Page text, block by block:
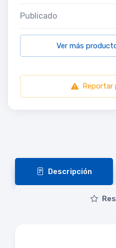
Publicado
Ver más
Reportar
Descripción